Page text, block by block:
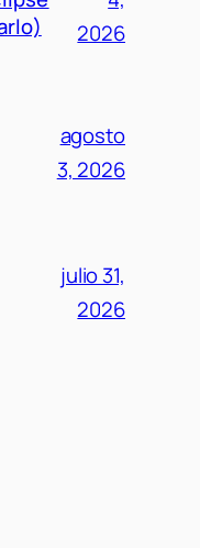
2026
agosto
3, 2026
julio 31,
2026